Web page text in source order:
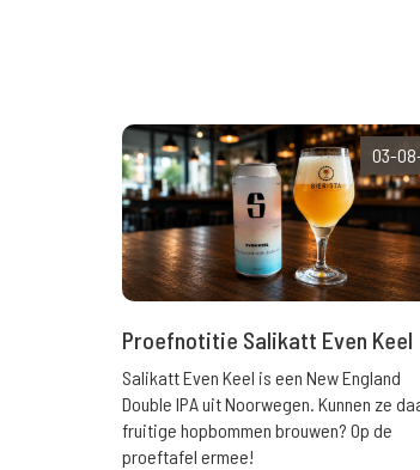
03-
Proefnotitie Salikatt Even Keel
Salikatt Even Keel is een New England
Double IPA uit Noorwegen. Kunnen ze
fruitige hopbommen brouwen? Op de
proeftafel ermee!